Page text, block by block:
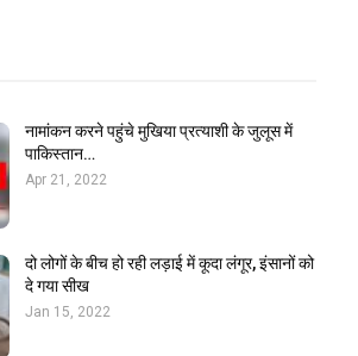
नामांकन करने पहुंचे मुखिया प्रत्याशी के जुलूस में
पाकिस्तान…
Apr 21, 2022
दो लोगों के बीच हो रही लड़ाई में कूदा लंगूर, इंसानों को
दे गया सीख
Jan 15, 2022